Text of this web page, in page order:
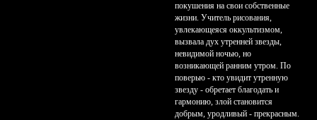
покушения на свои собственные
жизни. Учитель рисования,
увлекающеяся оккультизмом,
вызвала дух утренней звезды,
невидимой ночью, но
возникающей ранним утром. По
поверью - кто увидит утренную
звезду - обретает благодать и
гармонию, злой становится
добрым, уродливый - прекрасным.